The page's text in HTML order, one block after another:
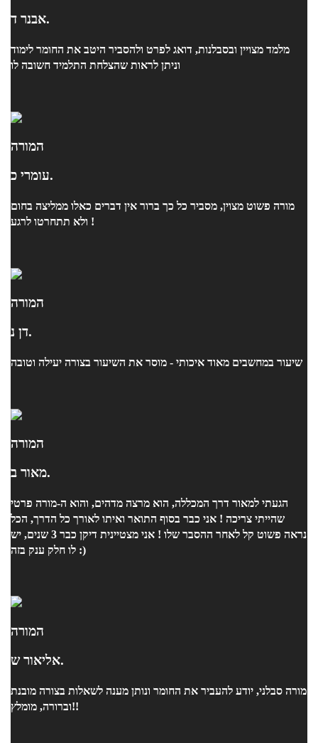
אבנר ד.
מלמד מצויין ובסבלנות, דואג לפרט ולהסביר היטב את החומר לימוד
וניתן לראות שהצלחת התלמיד חשובה לו
המורה
עומרי כ.
מורה פשוט מצוין, מסביר כל כך ברור אין דברים כאלו ממליצה בחום
ולא תתחרטו לרגע !
המורה
דן נ.
שיעור במחשבים מאוד איכותי - מוסר את השיעור בצורה יעילה וטובה
המורה
מאור ב.
הגעתי למאור דרך המכללה, הוא מרצה מדהים, והוא ה-מורה פרטי
שהייתי צריכה ! אני כבר בסוף התואר ואיתו לאורך כל הדרך, הכל
נראה פשוט קל לאחר ההסבר שלו ! אני מצטיינית דיקן כבר 3 שנים, יש
לו חלק ענק בזה :)
המורה
אליאור ש.
מורה סבלני, יודע להעביר את החומר ונותן מענה לשאלות בצורה מובנת
וברורה, מומלץ!!